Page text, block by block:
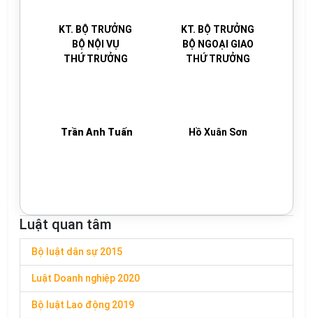
KT. BỘ TRƯỞNG
BỘ NỘI VỤ
THỨ TRƯỞNG
Trần Anh Tuấn
KT. BỘ TRƯỞNG
BỘ NGOẠI GIAO
THỨ TRƯỞNG
Hồ Xuân Sơn
Luật quan tâm
Bộ luật dân sự 2015
Luật Doanh nghiệp 2020
Bộ luật Lao động 2019